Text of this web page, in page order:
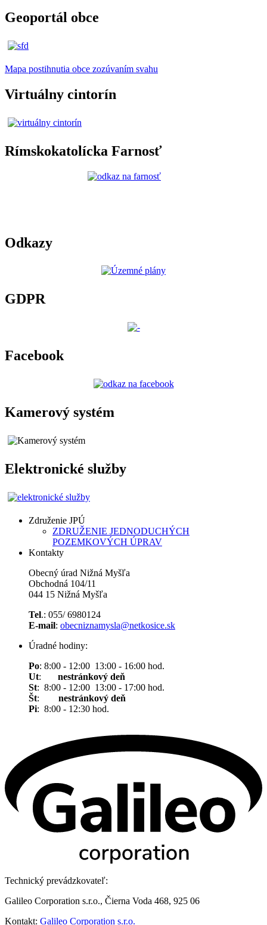
Geoportál obce
Mapa postihnutia obce zozúvaním svahu
Virtuálny cintorín
Rímskokatolícka Farnosť
Odkazy
GDPR
Facebook
Kamerový systém
Elektronické služby
Združenie JPÚ
ZDRUŽENIE JEDNODUCHÝCH
POZEMKOVÝCH ÚPRAV
Kontakty
Obecný úrad Nižná Myšľa
Obchodná 104/11
044 15 Nižná Myšľa
Tel.: 055/ 6980124
E-mail: obecniznamysla@netkosice.sk
Úradné hodiny:
Po: 8:00 - 12:00 13:00 - 16:00 hod.
Ut:
nestránkový deň
St: 8:00 - 12:00 13:00 - 17:00 hod.
Št: nestránkový deň
Pi: 8:00 - 12:30 hod.
Technický prevádzkovateľ:
Galileo Corporation s.r.o., Čierna Voda 468, 925 06
Kontakt: Galileo Corporation s.r.o.